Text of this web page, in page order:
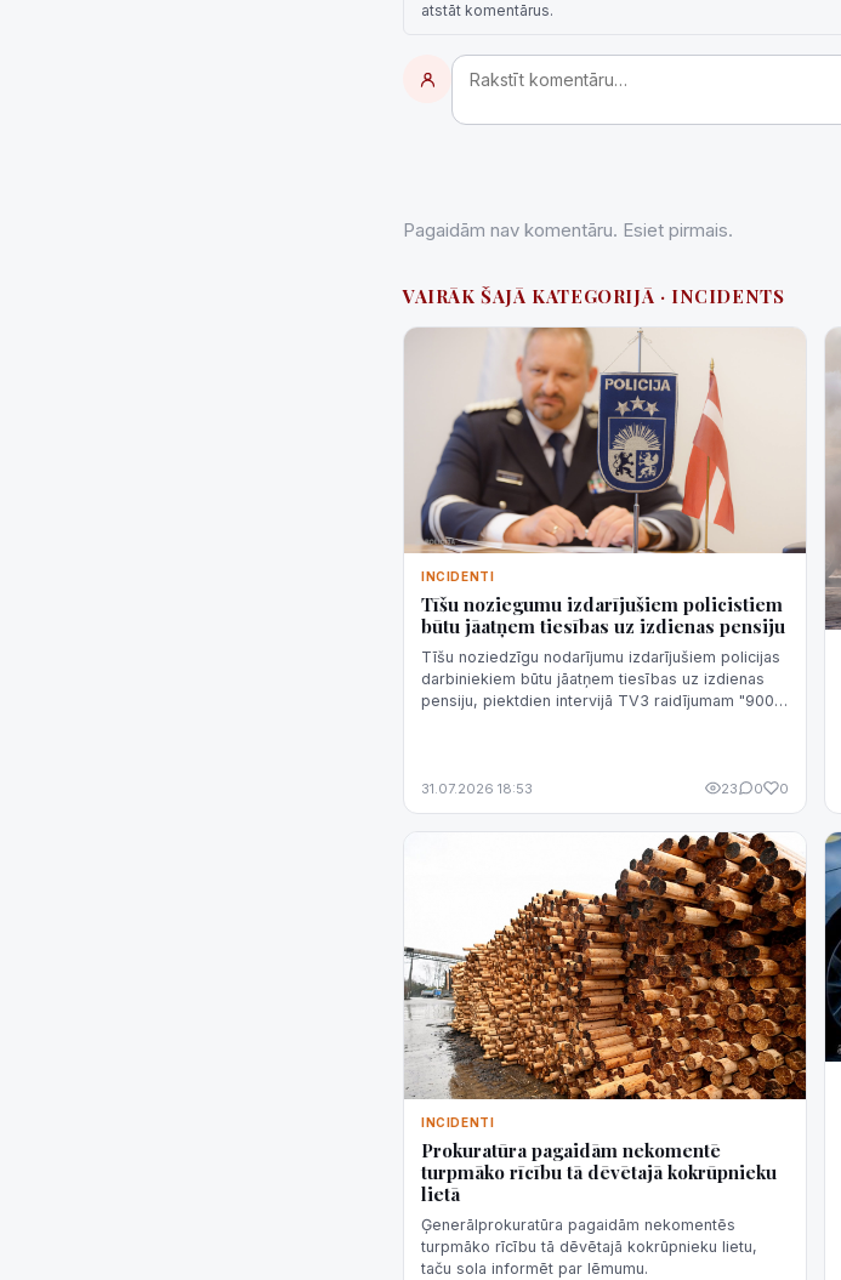
atstāt komentārus.
Pagaidām nav komentāru. Esiet pirmais.
VAIRĀK ŠAJĀ KATEGORIJĀ · INCIDENTS
INCIDENTI
Tīšu noziegumu izdarījušiem policistiem
būtu jāatņem tiesības uz izdienas pensiju
Tīšu noziedzīgu nodarījumu izdarījušiem policijas
darbiniekiem būtu jāatņem tiesības uz izdienas
pensiju, piektdien intervijā TV3 raidījumam "900
31.07.2026 18:53 23 0 0
INCIDENTI
Prokuratūra pagaidām nekomentē
turpmāko rīcību tā dēvētajā kokrūpnieku
lietā
Ģenerālprokuratūra pagaidām nekomentēs
turpmāko rīcību tā dēvētajā kokrūpnieku lietu,
taču sola informēt par lēmumu.